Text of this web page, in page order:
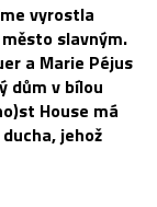
vyrostla
slavným.
a Marie Péjus
dům v bílou
House má
jehož